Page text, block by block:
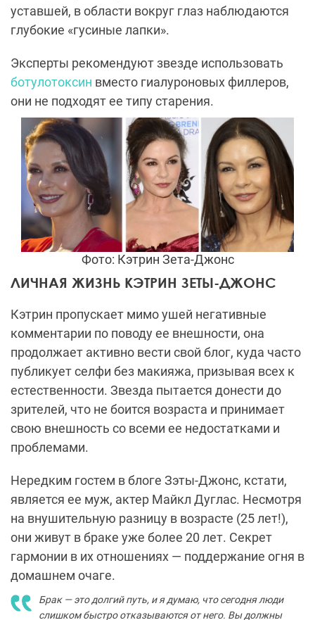
уставшей, в области вокруг глаз наблюдаются
глубокие «гусиные лапки».
Эксперты рекомендуют звезде использовать
ботулотоксин вместо гиалуроновых филлеров,
они не подходят ее типу старения.
Фото: Кэтрин Зета-Джонс
ЛИЧНАЯ ЖИЗНЬ КЭТРИН ЗЕТЫ-ДЖОНС
Кэтрин пропускает мимо ушей негативные
комментарии по поводу ее внешности, она
продолжает активно вести свой блог, куда часто
публикует селфи без макияжа, призывая всех к
естественности. Звезда пытается донести до
зрителей, что не боится возраста и принимает
свою внешность со всеми ее недостатками и
проблемами.
Нередким гостем в блоге Зэты-Джонс, кстати,
является ее муж, актер Майкл Дуглас. Несмотря
на внушительную разницу в возрасте (25 лет!),
они живут в браке уже более 20 лет. Секрет
гармонии в их отношениях — поддержание огня в
домашнем очаге.
Брак — это долгий путь, и я думаю, что сегодня люди
слишком быстро отказываются от него. Вы должны